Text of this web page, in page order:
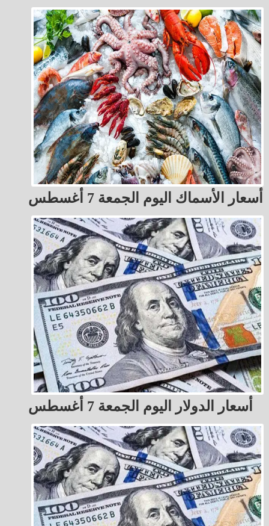
أسعار الأسماك اليوم الجمعة 7 أغسطس
أسعار الدولار اليوم الجمعة 7 أغسطس